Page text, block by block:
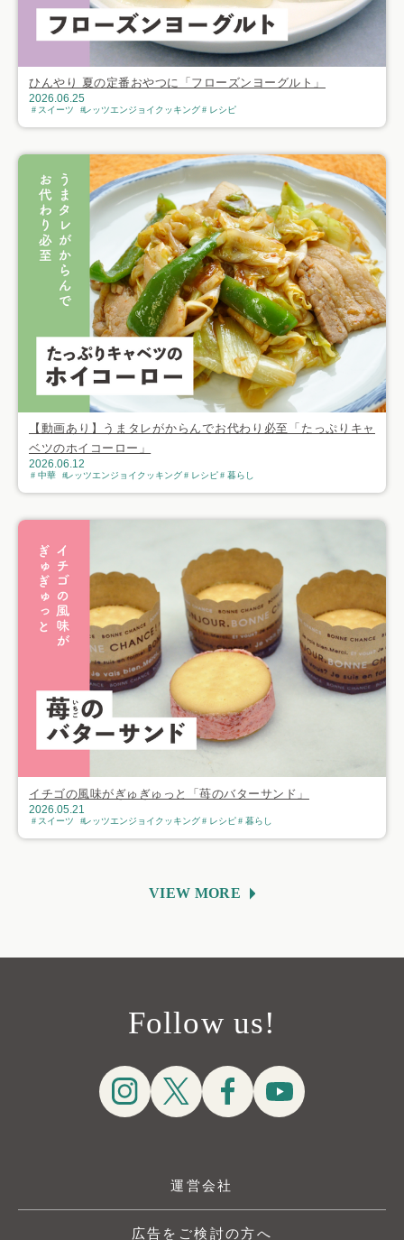
ひんやり 夏の定番おやつに「フローズンヨーグルト」
2026.06.25
スイーツ レッツエンジョイクッキング レシピ
【動画あり】うまタレがからんでお代わり必至「たっぷりキャ
ベツのホイコーロー」
2026.06.12
中華 レッツエンジョイクッキング レシピ 暮らし
イチゴの風味がぎゅぎゅっと「苺のバターサンド」
2026.05.21
スイーツ レッツエンジョイクッキング レシピ 暮らし
VIEW MORE
Follow us!
運営会社
広告をご検討の方へ